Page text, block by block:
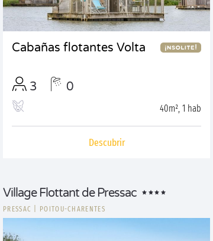
Cabañas flotantes Volta
3 0
40m², 1 hab
Descubrir
Village Flottant de Pressac
PRESSAC POITOU-CHARENTES